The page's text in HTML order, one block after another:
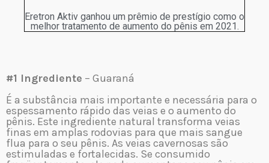
Eretron Aktiv ganhou um prêmio de prestígio como o
melhor tratamento de aumento do pênis em 2021.
#1 Ingrediente – Guaraná
É a substância mais importante e necessária para o
espessamento rápido das veias e o aumento do
pênis. Este ingrediente natural transforma veias
finas em amplas rodovias para que mais sangue
flua para o seu pênis. As veias cavernosas são
estimuladas e fortalecidas. Se consumido